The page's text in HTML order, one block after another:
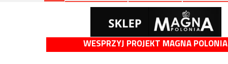
WESPRZYJ PROJEKT MAGNA POLONIA